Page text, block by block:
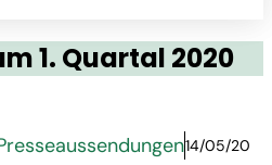
1. Quartal 2020
14/05/20